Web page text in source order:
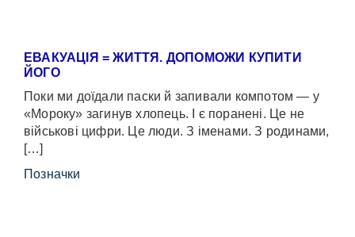
ЕВАКУАЦІЯ = ЖИТТЯ. ДОПОМОЖИ КУПИТИ
ЙОГО
Поки ми доїдали паски й запивали компотом — у
«Мороку» загинув хлопець. І є поранені. Це не
військові цифри. Це люди. З іменами. З родинами,
[…]
Позначки